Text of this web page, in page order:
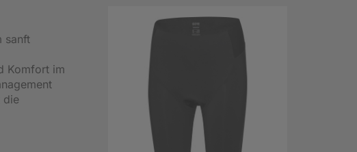
sanft
Komfort im
die